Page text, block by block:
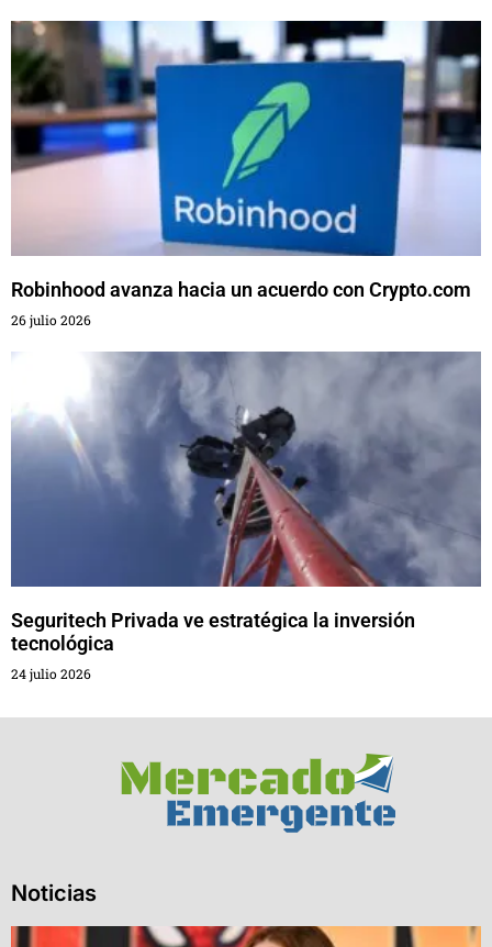
Robinhood avanza hacia un acuerdo con Crypto.com
26 julio 2026
Seguritech Privada ve estratégica la inversión
tecnológica
24 julio 2026
Noticias